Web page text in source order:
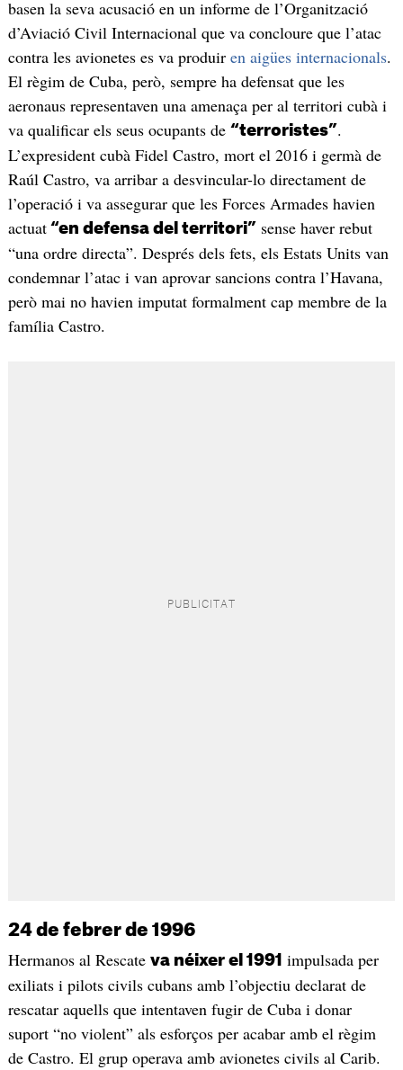
basen la seva acusació en un informe de l’Organització
d’Aviació Civil Internacional que va concloure que l’atac
contra les avionetes es va produir en aigües internacionals.
El règim de Cuba, però, sempre ha defensat que les
aeronaus representaven una amenaça per al territori cubà i
va qualificar els seus ocupants de “terroristes”.
L’expresident cubà Fidel Castro, mort el 2016 i germà de
Raúl Castro, va arribar a desvincular-lo directament de
l’operació i va assegurar que les Forces Armades havien
actuat“en defensa del territori”sense haver rebut
“una ordre directa”. Després dels fets, els Estats Units van
condemnar l’atac i van aprovar sancions contra l’Havana,
però mai no havien imputat formalment cap membre de la
família Castro.
24 de febrer de 1996
Hermanos al Rescate va néixer el 1991 impulsada per
exiliats i pilots civils cubans amb l’objectiu declarat de
rescatar aquells que intentaven fugir de Cuba i donar
suport “no violent” als esforços per acabar amb el règim
de Castro. El grup operava amb avionetes civils al Carib.